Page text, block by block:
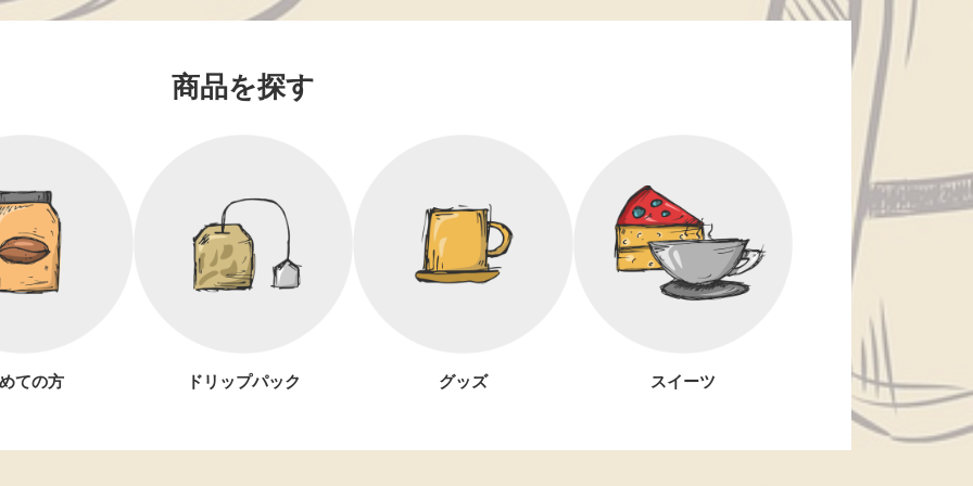
商品を探す
ての方 ドリップパック グッズ スイーツ